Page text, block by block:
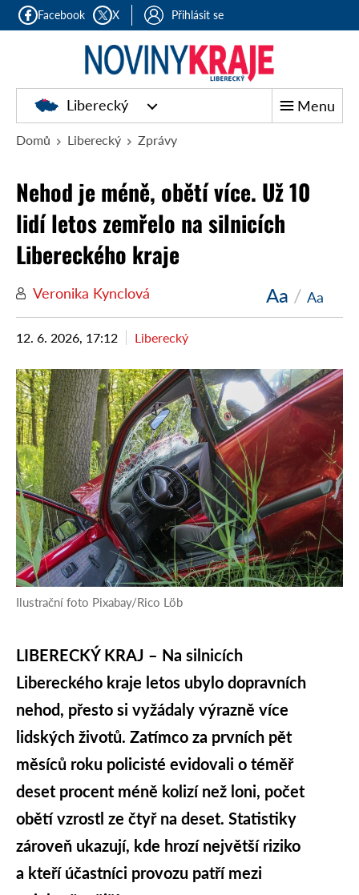
Facebook X Přihlásit se
Liberecký Menu
Domů Liberecký Zprávy
Nehod je méně, obětí více. Už 10
lidí letos zemřelo na silnicích
Libereckého kraje
Veronika Kynclová Aa / Aa
12. 6. 2026, 17:12 Liberecký
Ilustrační foto Pixabay/Rico Löb
LIBERECKÝ KRAJ – Na silnicích
Libereckého kraje letos ubylo dopravních
nehod, přesto si vyžádaly výrazně více
lidských životů. Zatímco za prvních pět
měsíců roku policisté evidovali o téměř
deset procent méně kolizí než loni, počet
obětí vzrostl ze čtyř na deset. Statistiky
zároveň ukazují, kde hrozí největší riziko
a kteří účastníci provozu patří mezi